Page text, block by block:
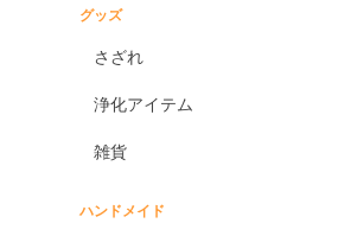
グッズ
さざれ
浄化アイテム
雑貨
ハンドメイド